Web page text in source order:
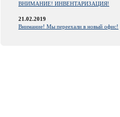
ВНИМАНИЕ! ИНВЕНТАРИЗАЦИЯ!
21.02.2019
Внимание! Мы переехали в новый офис!